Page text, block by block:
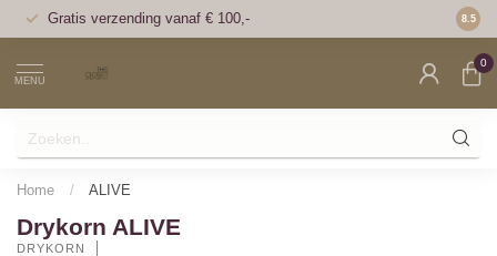
Gratis verzending vanaf € 100,- Voor
8.5
MENU
0
Home / ALIVE
Drykorn ALIVE
DRYKORN